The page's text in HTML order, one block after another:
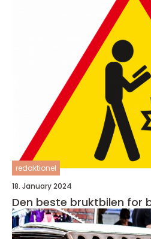
redaktionel
18. January 2024
Den beste bruktbilen for